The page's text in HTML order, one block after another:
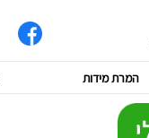
המרת מידות